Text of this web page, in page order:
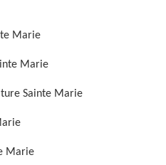
Marie
Marie
Sainte Marie
Marie